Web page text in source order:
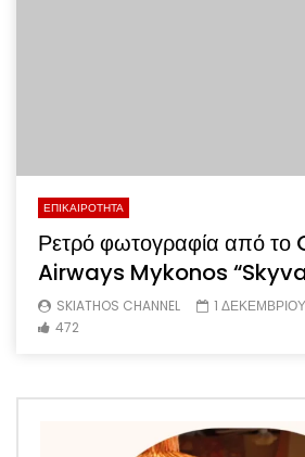
ΕΠΙΚΑΙΡΟΤΗΤΑ
Ρετρό φωτογραφία από
Airways Mykonos
SKIATHOS CHANNEL
1
472